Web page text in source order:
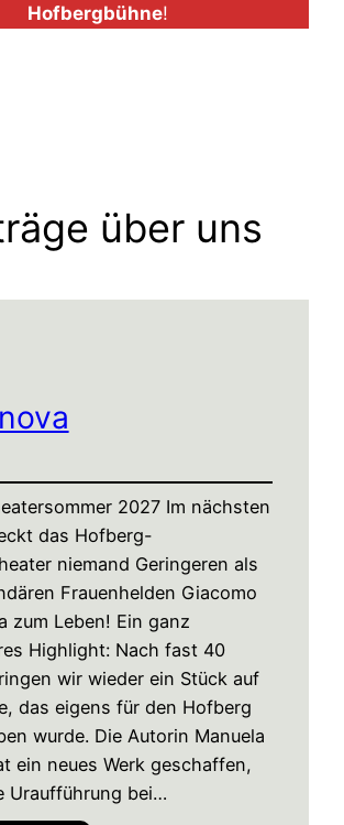
Hofbergbühne!
über uns
2027 Im nächsten
das Hofberg-
niemand Geringeren als
Frauenhelden Giacomo
zum Leben! Ein ganz
Highlight: Nach fast 40
wir wieder ein Stück auf
das eigens für den Hofberg
wurde. Die Autorin Manuela
ein neues Werk geschaffen,
Uraufführung bei…